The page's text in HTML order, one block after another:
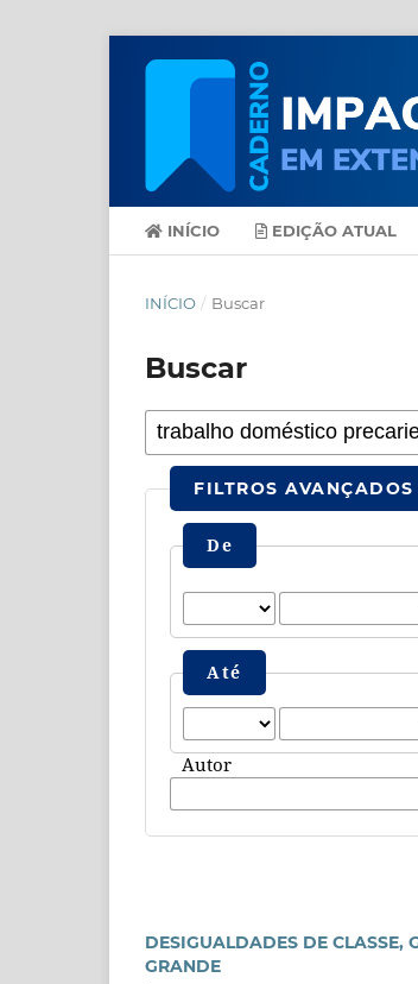
INÍCIO EDIÇÃO ATUAL
INÍCIO / Buscar
Buscar
FILTROS AVANÇADOS
De
Até
Autor
DESIGUALDADES DE CLASSE,
GRANDE